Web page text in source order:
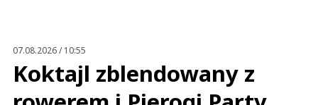
07.08.2026 / 10:55
Koktajl zblendowany z